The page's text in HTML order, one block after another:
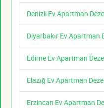
Denizli Ev Apartman
Diyarbakır Ev Apartman
Edirne Ev Apartman
Elazığ Ev Apartman
Erzincan Ev Apartman